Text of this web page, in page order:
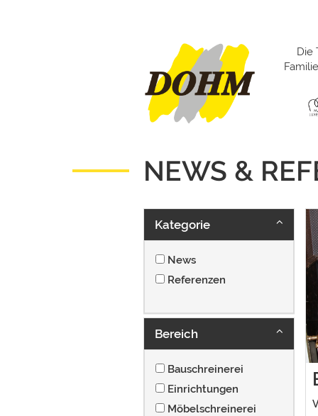
Die
NEWS &
Kategorie
News
Referenzen
Bereich
Bauschreinerei
Einrichtungen
Möbelschreinerei